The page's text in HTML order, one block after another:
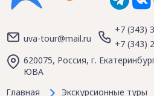
uva-tour@mail.ru
+7 (343)
+7 (343)
620075, Россия, г.
ЮВА
Главная
Экскурсионные туры